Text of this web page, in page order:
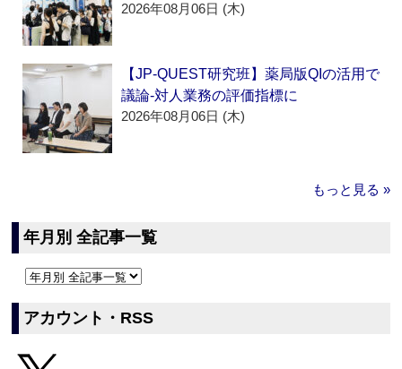
2026年08月06日 (木)
【JP-QUEST研究班】薬局版QIの活用で
議論‐対人業務の評価指標に
2026年08月06日 (木)
もっと見る »
年月別 全記事一覧
アカウント・RSS